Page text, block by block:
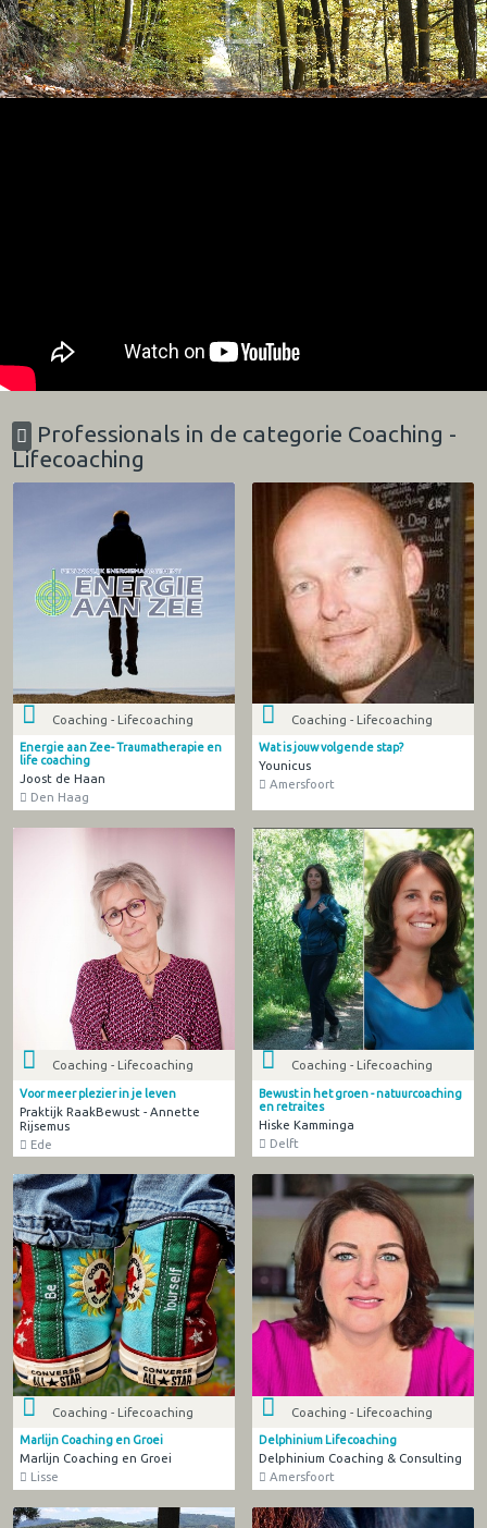
Professionals in de categorie Coaching -
Lifecoaching
Coaching - Lifecoaching
Energie aan Zee- Traumatherapie en
life coaching
Joost de Haan
Den Haag
Coaching - Lifecoaching
Wat is jouw volgende stap?
Younicus
Amersfoort
Coaching - Lifecoaching
Voor meer plezier in je leven
Praktijk RaakBewust - Annette
Rijsemus
Ede
Coaching - Lifecoaching
Bewust in het groen - natuurcoaching
en retraites
Hiske Kamminga
Delft
Coaching - Lifecoaching
Marlijn Coaching en Groei
Marlijn Coaching en Groei
Lisse
Coaching - Lifecoaching
Delphinium Lifecoaching
Delphinium Coaching & Consulting
Amersfoort